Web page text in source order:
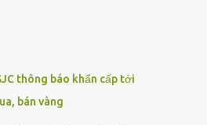
thông báo khẩn cấp tới
bán vàng